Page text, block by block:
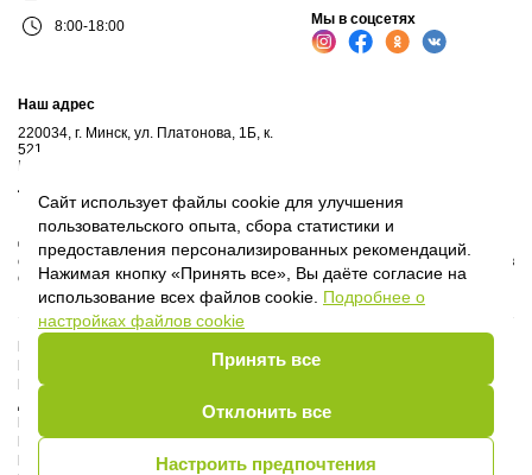
Сайт использует файлы cookie для улучшения
пользовательского опыта, сбора статистики и
предоставления персонализированных рекомендаций.
Нажимая кнопку «Принять все», Вы даёте согласие на
использование всех файлов cookie. Подробнее о
настройках файлов cookie
Принять все
Отклонить все
Настроить предпочтения
© 2017-2026, ООО "Профессиональные правовые системы", входит в
структуру компаний Владимира Гревцова. Воспроизведение материалов
сайта без письменного согласия владельца запрещено.
8:00-18:00
Мы в соцсетях
Наш адрес
220034, г. Минск, ул. Платонова, 1Б, к.
521
Почтовый адрес: а/я 102, 220034, г.Минск
Личный кабинет
Политика видеонаблюдения
Пользовательское соглашение
Договор присоединения
Руководство пользователя
Правила сообщества
Политика обработки cookie